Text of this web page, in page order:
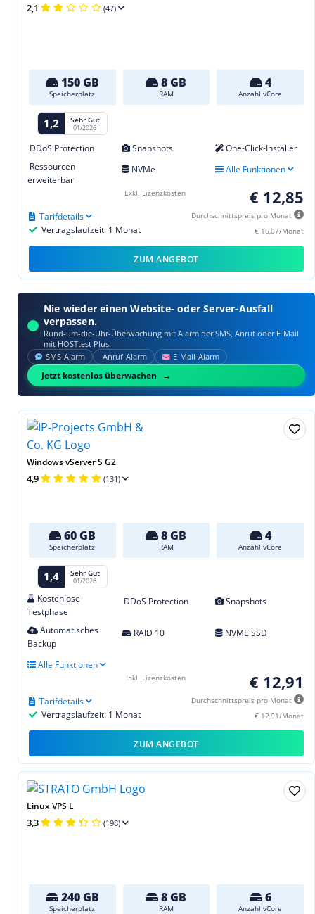
2,1 (47)
150 GB
Speicherplatz
8 GB
RAM
4
Anzahl vCore
1,2 Sehr Gut
01/2026
DDoS Protection Snapshots
One-Click-Installer
Ressourcen
erweiterbar
NVMe Alle Funktionen
€ 12,85
Durchschnittspreis pro Monat
€ 16,07/Monat
Vertragslaufzeit: 1 Monat
Tarifdetails
Exkl. Lizenzkosten
ZUM ANGEBOT
Nie wieder einen Website- oder Server-Ausfall
verpassen.
Rund-um-die-Uhr-Überwachung mit Alarm per SMS, Anruf oder E‑Mail
mit HOSTtest Plus.
SMS‑Alarm Anruf‑Alarm E‑Mail‑Alarm
Jetzt kostenlos überwachen
Windows vServer S G2
4,9 (131)
60 GB
Speicherplatz
8 GB
RAM
4
Anzahl vCore
1,4 Sehr Gut
01/2026
Kostenlose
Testphase
DDoS Protection Snapshots
Automatisches
Backup
RAID 10 NVME SSD
Alle Funktionen
€ 12,91
Durchschnittspreis pro Monat
€ 12,91/Monat
Vertragslaufzeit: 1 Monat
Tarifdetails
Inkl. Lizenzkosten
ZUM ANGEBOT
Linux VPS L
3,3 (198)
240 GB
Speicherplatz
8 GB
RAM
6
Anzahl vCore